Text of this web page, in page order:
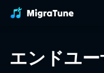
エンドユ